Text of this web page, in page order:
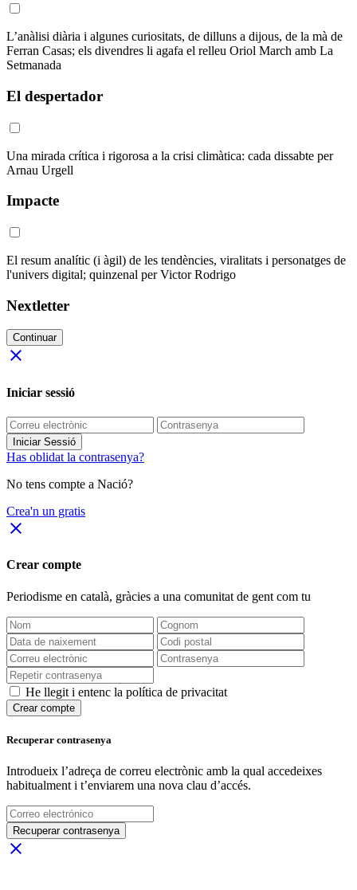
L’anàlisi diària i algunes curiositats, de dilluns a dijous, de la mà de
Ferran Casas; els divendres li agafa el relleu Oriol March amb La
Setmanada
El despertador
Una mirada crítica i rigorosa a la crisi climàtica: cada dissabte per
Arnau Urgell
Impacte
El resum analític (i àgil) de les tendències, viralitats i personatges de
l'univers digital; quinzenal per Victor Rodrigo
Nextletter
Continuar
close
Iniciar sessió
Iniciar Sessió
Has oblidat la contrasenya?
No tens compte a Nació?
Crea'n un gratis
close
Crear compte
Periodisme en català, gràcies a una comunitat de gent com tu
He llegit i entenc la política de privacitat
Crear compte
Recuperar contrasenya
Introdueix l’adreça de correu electrònic amb la qual accedeixes
habitualment i t’enviarem una nova clau d’accés.
Recuperar contrasenya
close